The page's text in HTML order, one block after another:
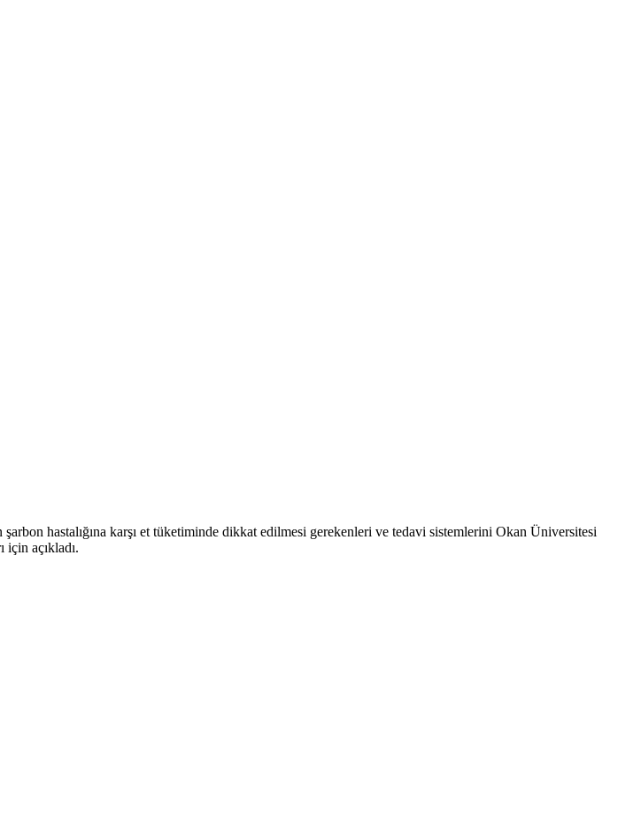
hastalığına karşı et tüketiminde dikkat edilmesi gerekenleri ve tedavi sistemlerini Okan Üniversitesi
açıkladı.